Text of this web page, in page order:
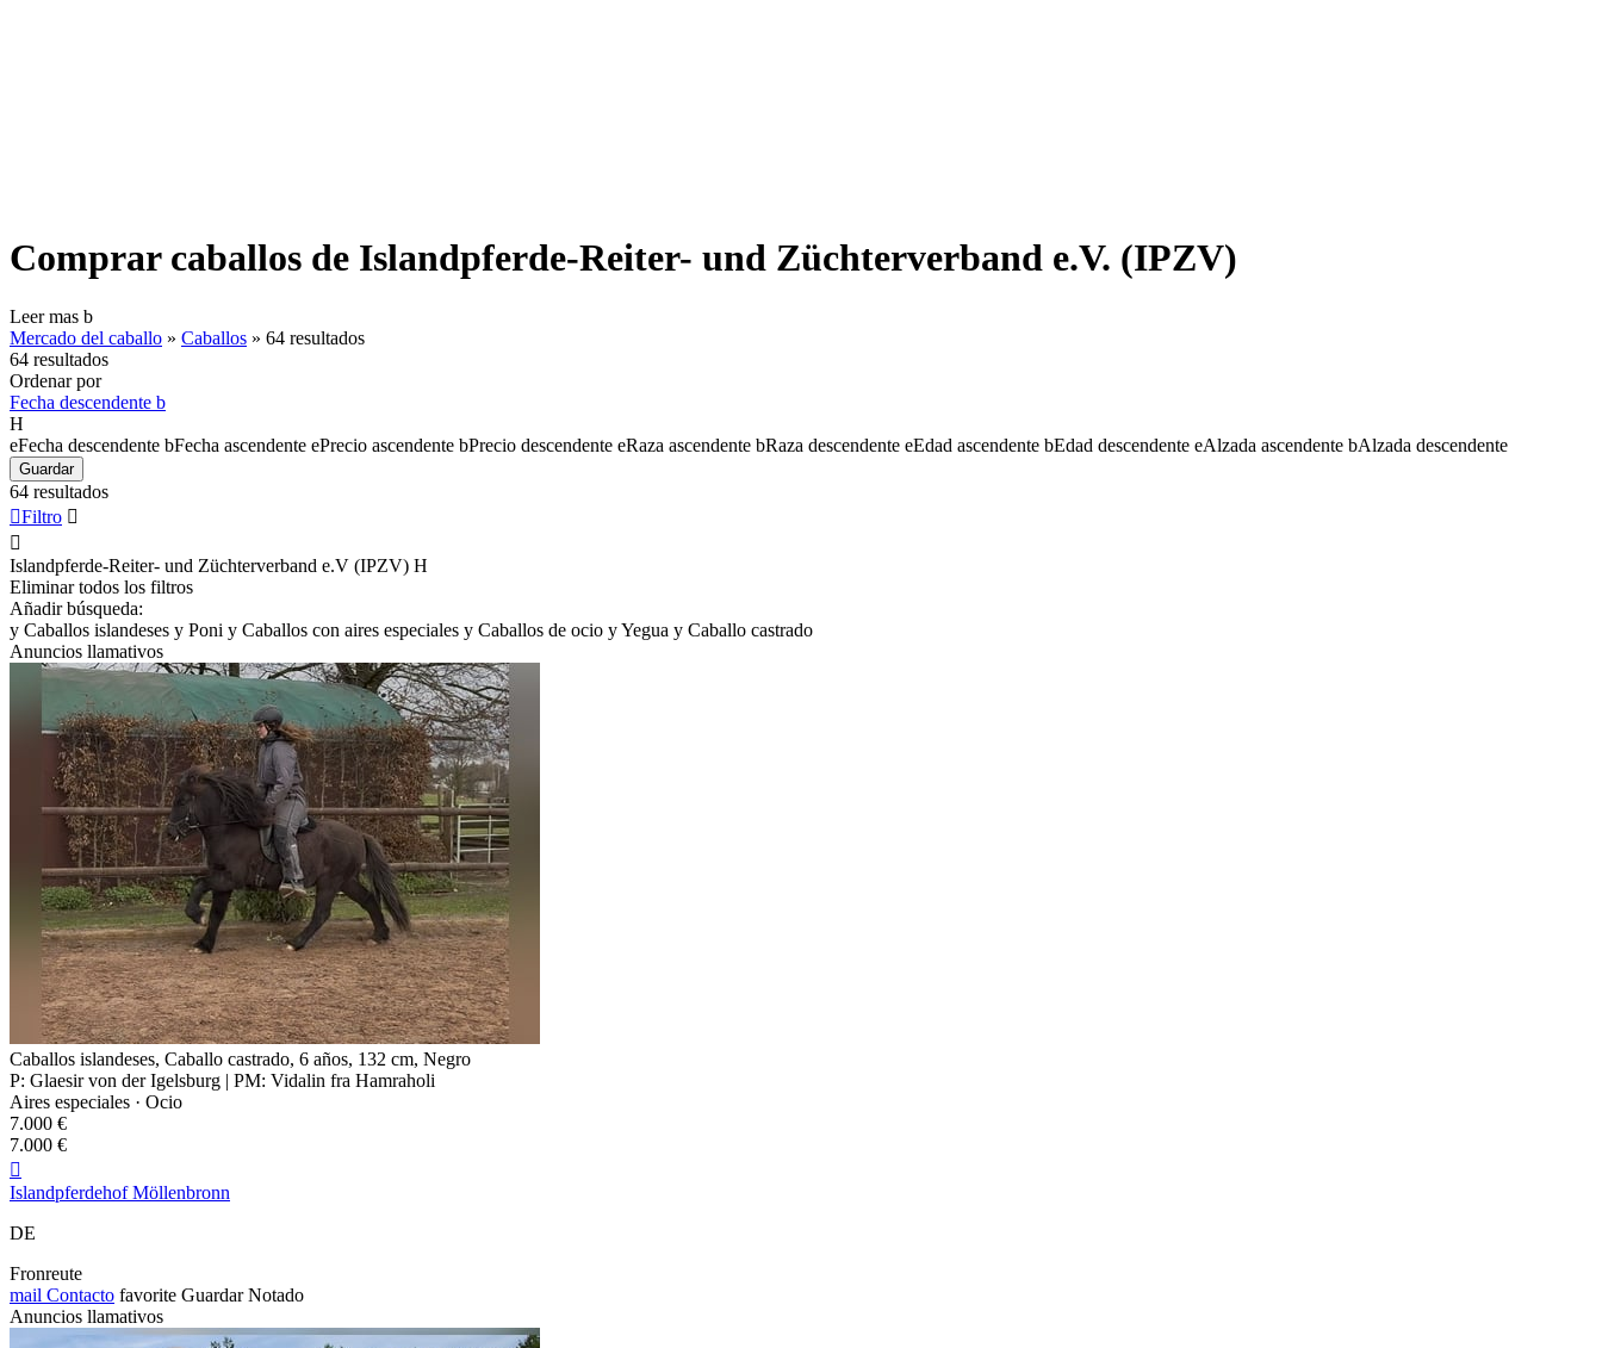
Comprar caballos de Islandpferde-Reiter- und Züchterverband e.V. (IPZV)
Leer mas b
Mercado del caballo » Caballos » 64 resultados
64 resultados
Ordenar por
Fecha descendente b
H
eFecha descendente bFecha ascendente ePrecio ascendente bPrecio descendente eRaza ascendente bRaza descendente eEdad ascendente bEdad descendente eAlzada ascendente bAlzada descendente
Guardar
64 resultados
Filtro 

Islandpferde-Reiter- und Züchterverband e.V (IPZV) H
Eliminar todos los filtros
Añadir búsqueda:
y Caballos islandeses y Poni y Caballos con aires especiales y Caballos de ocio yYegua y Caballo castrado
Anuncios llamativos
Caballos islandeses, Caballo castrado, 6 años, 132 cm, Negro
P: Glaesir von der Igelsburg | PM: Vidalin fra Hamraholi
Aires especiales · Ocio
7.000 €
7.000 €

Islandpferdehof Möllenbronn
DE
Fronreute
mail Contacto favorite Guardar Notado
Anuncios llamativos